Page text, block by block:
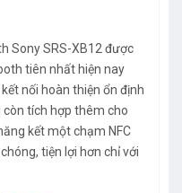
Sony SRS-XB12 được
tiên nhất hiện nay
nối hoàn thiện ổn định
còn tích hợp thêm cho
kết một chạm NFC
tiện lợi hơn chỉ với